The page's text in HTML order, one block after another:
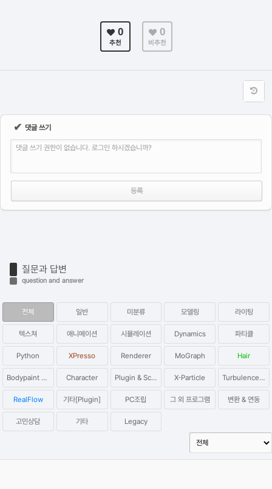
0
추천
0
비추천
✔ 댓글 쓰기
댓글 쓰기 권한이 없습니다. 로그인 하시겠습니까?
질문과 답변
question and answer
전체 일반 미분류 모델링 라이팅
텍스쳐 애니메이션 시뮬레이션 Dynamics 파티클
Python XPresso Renderer MoGraph Hair
Bodypaint 3D Character Plugin & Script X-Particle Turbulence FD
RealFlow 기타[Plugin] PC조립 그 외 프로그램 변환 & 연동
고민상담 기타 Legacy